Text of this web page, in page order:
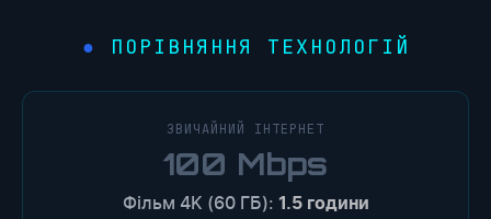
ПОРІВНЯННЯ ТЕХНОЛОГІЙ
ЗВИЧАЙНИЙ ІНТЕРНЕТ
100 Mbps
Фільм 4K (60 ГБ): 1.5 години